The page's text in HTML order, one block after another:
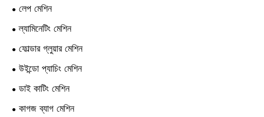
লেপ মেশিন
ল্যামিনেটিং মেশিন
ফোল্ডার গ্লুয়ার মেশিন
উইন্ডো প্যাচিং মেশিন
ডাই কাটিং মেশিন
কাগজ ব্যাগ মেশিন